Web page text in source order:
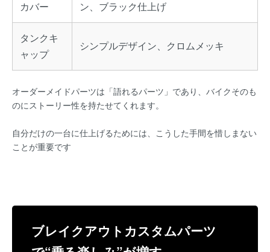
カバー
ン、ブラック仕上げ
タンクキ
ャップ
シンプルデザイン、クロムメッキ
オーダーメイドパーツは「語れるパーツ」であり、バイクそのも
のにストーリー性を持たせてくれます。
自分だけの一台に仕上げるためには、こうした手間を惜しまない
ことが重要です
ブレイクアウトカスタムパーツ